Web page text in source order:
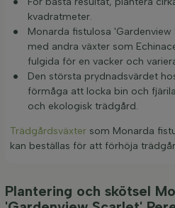
kvadratmeter.
Monarda fistulosa
med andra växter som
fulgida för en vacker och
Den största prydnadsvärdet
förmåga att locka bin och
och ekologisk trädgård.
Trädgårdsväxter som Monarda
kan beställas för att förhöja
Plantering och skötsel